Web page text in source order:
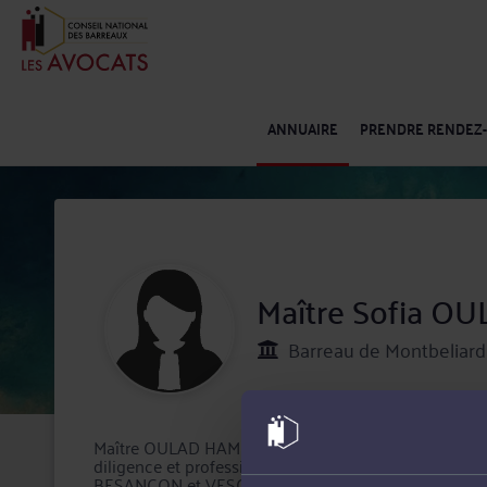
ANNUAIRE PRENDRE
Maître Sofia
Barreau de
Maître OULAD HAMMOU inscrite au Barreau de
diligence et professionnalisme devant de nombreux